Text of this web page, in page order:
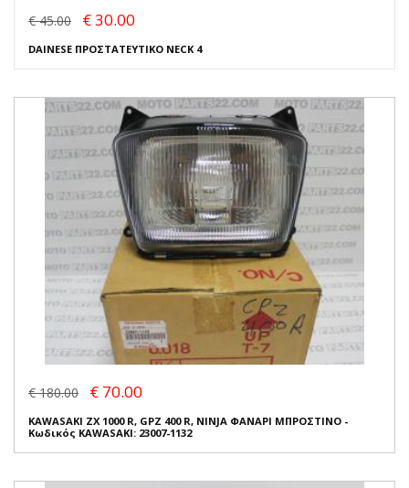
€ 45.00 € 30.00
DAINESE ΠΡΟΣΤΑΤΕΥΤΙΚΟ NECK 4
€ 180.00 € 70.00
KAWASAKI ZX 1000 R, GPZ 400 R, NINJA ΦΑΝΑΡΙ ΜΠΡΟΣΤΙΝΟ -
Κωδικός KAWASAKI: 23007-1132